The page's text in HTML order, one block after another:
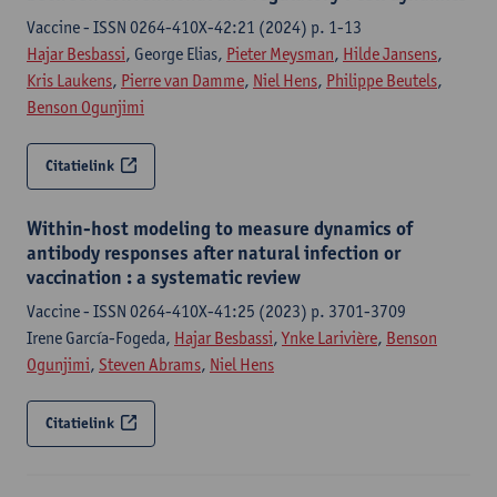
Vaccine - ISSN 0264-410X-42:21 (2024) p. 1-13
Hajar Besbassi, George Elias, Pieter Meysman, Hilde Jansens,
Kris Laukens, Pierre van Damme, Niel Hens, Philippe Beutels,
Benson Ogunjimi
Citatielink
Within-host modeling to measure dynamics of
antibody responses after natural infection or
vaccination : a systematic review
Vaccine - ISSN 0264-410X-41:25 (2023) p. 3701-3709
Irene García-Fogeda, Hajar Besbassi,Ynke Larivière, Benson
Ogunjimi, Steven Abrams, Niel Hens
Citatielink